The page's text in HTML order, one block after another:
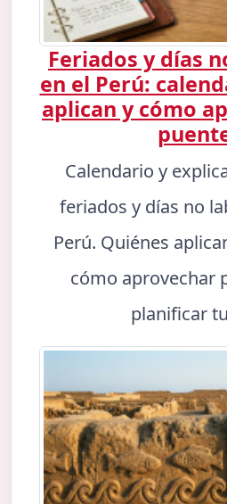
Feriados y días
en el Perú:
aplican y cómo
Calendario y
feriados y días no
Perú. Quiénes
cómo aprovechar
planificar